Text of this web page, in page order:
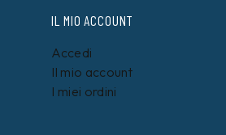
IL MIO ACCOUNT
Accedi
Il mio account
I miei ordini